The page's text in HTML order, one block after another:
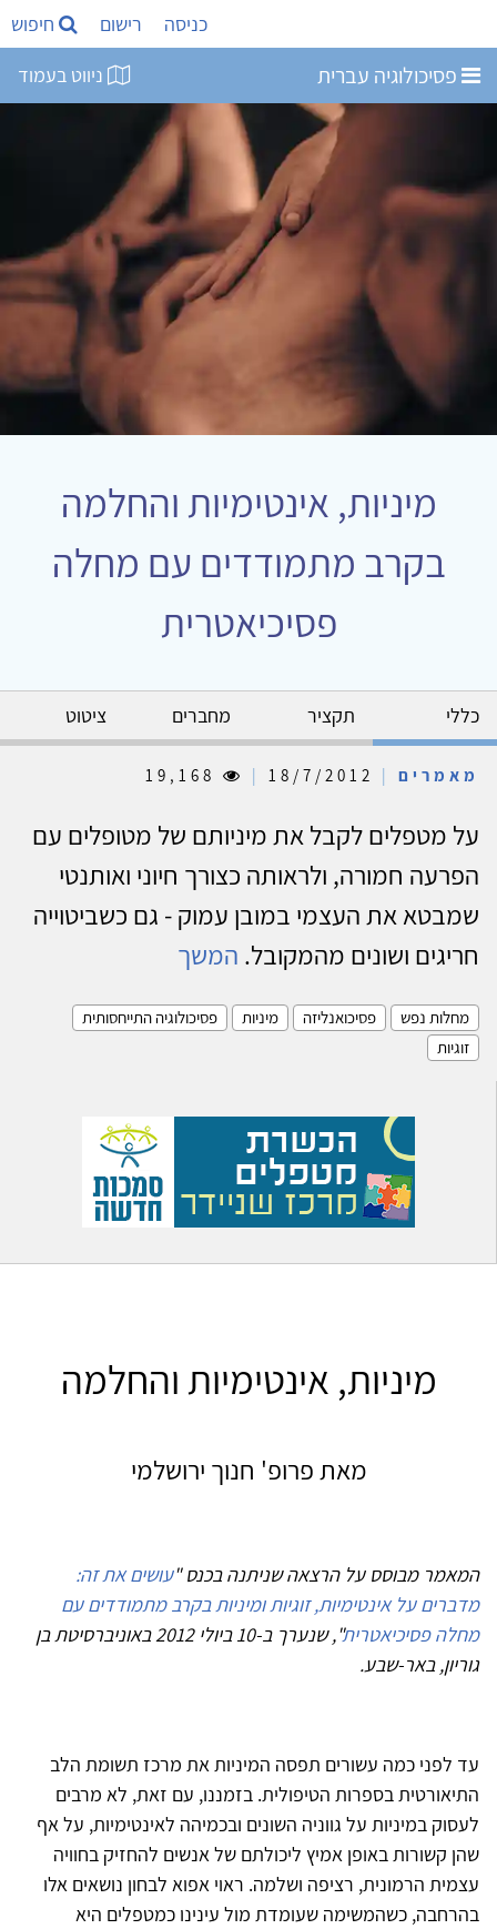
כניסה רישום חיפוש
פסיכולוגיה עברית ניווט בעמוד
מיניות, אינטימיות והחלמה
בקרב מתמודדים עם מחלה
פסיכיאטרית
כללי תקציר מחברים ציטוט
מאמרים |
|
על מטפלים לקבל את מיניותם של מטופלים עם
הפרעה חמורה, ולראותה כצורך חיוני ואותנטי
שמבטא את העצמי במובן עמוק - גם כשביטוייה
חריגים ושונים מהמקובל. המשך
מחלות נפש פסיכואנליזה מיניות
פסיכולוגיה התייחסותית
זוגיות
מיניות, אינטימיות והחלמה
מאת פרופ' חנוך ירושלמי
המאמר מבוסס על הרצאה שניתנה בכנס "עושים את זה:
מדברים על אינטימיות, זוגיות ומיניות בקרב מתמודדים עם
מחלה פסיכיאטרית
", שנערך ב-10 ביולי 2012 באוניברסיטת בן
גוריון, באר-שבע.
עד לפני כמה עשורים תפסה המיניות את מרכז תשומת הלב
התיאורטית בספרות הטיפולית. בזמננו, עם זאת, לא מרבים
לעסוק במיניות על גווניה השונים ובכמיהה לאינטימיות, על אף
שהן קשורות באופן אמיץ ליכולתם של אנשים להחזיק בחוויה
עצמית הרמונית, רציפה ושלמה. ראוי אפוא לבחון נושאים אלו
בהרחבה, כשהמשימה שעומדת מול עינינו כמטפלים היא